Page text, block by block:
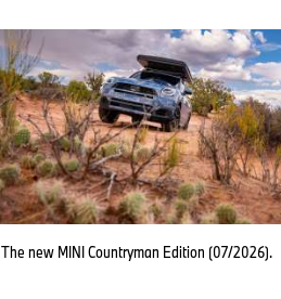
The new MINI Countryman Edition (07/2026).